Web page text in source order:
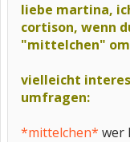
liebe martina,
cortison, wenn
"mittelchen"
vielleicht
umfragen:
*mittelchen* wer